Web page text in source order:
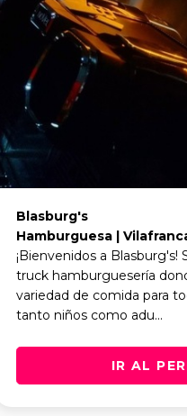
Blasburg's
Hamburguesa |
¡Bienvenidos a Blasburg's!
truck hamburguesería
variedad de comida para
tanto niños como adu...
IR AL